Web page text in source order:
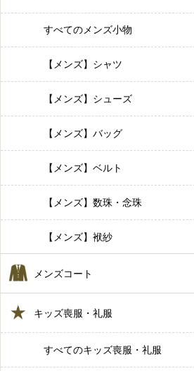
すべてのメンズ小物
【メンズ】シャツ
【メンズ】シューズ
【メンズ】バッグ
【メンズ】ベルト
【メンズ】数珠・念珠
【メンズ】袱紗
メンズコート
キッズ喪服・礼服
すべてのキッズ喪服・礼服